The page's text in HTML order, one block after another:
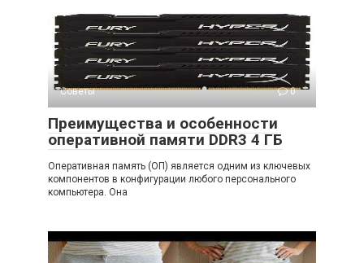
Советы 0
Преимущества и особенности
оперативной памяти DDR3 4 ГБ
Оперативная память (ОП) является одним из ключевых
компонентов в конфигурации любого персонального
компьютера. Она